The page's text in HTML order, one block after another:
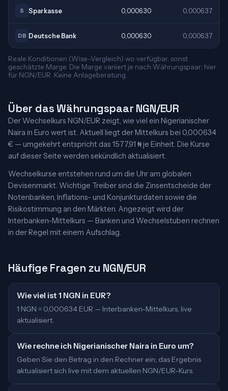
S Sparkasse 0,000630 0,000637
DB Deutsche Bank 0,000630 0,000637
Reale Konditionen (Wise-Vergleich) wo verfügbar, sonst
geschätzte Marge. Die Marge variiert je nach Währungspaar; hier
für NGN/EUR. Keine Anlageberatung.
Über das Währungspaar NGN/EUR
Der Wechselkurs NGN/EUR zeigt, wie viel ein Nigerianischer
Naira in Euro wert ist. Aktuell liegt der Mittelkurs bei 0,000634
€ — umgekehrt entspricht das 1577,91 ₦ je Einheit. Die Kurse
auf dieser Seite werden sekündlich aktualisiert.
Wechselkurse entstehen rund um die Uhr am globalen
Devisenmarkt. Wichtige Treiber sind die Zinsentscheide der
Notenbanken, Inflations- und Konjunkturdaten sowie die
Risikostimmung an den Märkten. Angezeigt wird der
Interbanken-Mittelkurs — Banken und Wechselstuben rechnen
in der Regel mit einem Aufschlag.
Häufige Fragen zu NGN/EUR
Wie viel ist 1 NGN in EUR?
1 NGN = 0,000634 EUR — Interbanken-Mittelkurs, live
aktualisiert.
Wie rechne ich Nigerianischer Naira in Euro um?
Geben Sie den Betrag in den Rechner ein; das Ergebnis
aktualisiert sich live mit dem aktuellen NGN/EUR-Kurs.